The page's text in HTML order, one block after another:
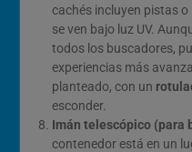
cachés incluyen pistas
se ven bajo luz UV.
todos los buscadores,
experiencias más
planteado, con un
esconder.
Imán telescópico (para
contenedor está en un